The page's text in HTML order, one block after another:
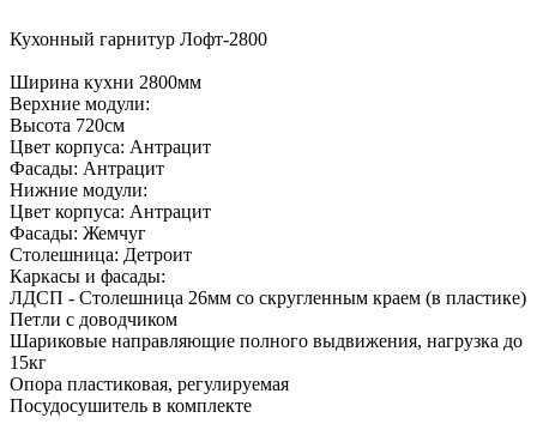
Кухонный гарнитур Лофт-2800
Ширина кухни 2800мм
Верхние модули:
Высота 720см
Цвет корпуса: Антрацит
Фасады: Антрацит
Нижние модули:
Цвет корпуса: Антрацит
Фасады: Жемчуг
Столешница: Детроит
Каркасы и фасады:
ЛДСП - Столешница 26мм со скругленным краем (в пластике)
Петли с доводчиком
Шариковые направляющие полного выдвижения, нагрузка до
15кг
Опора пластиковая, регулируемая
Посудосушитель в комплекте